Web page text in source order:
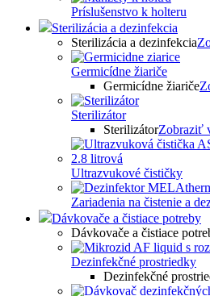
Príslušenstvo k holteru
Sterilizácia a dezinfekcia
Sterilizácia a dezinfekcia
Germicídne žiariče
Germicídne žiariče
Sterilizátor
SterilizátorZobraziť
Ultrazvukové čističky
Zariadenia na čistenie a
Dávkovače a čistiace potreby
Dávkovače a čistiace
Dezinfekčné prostriedky
Dezinfekčné